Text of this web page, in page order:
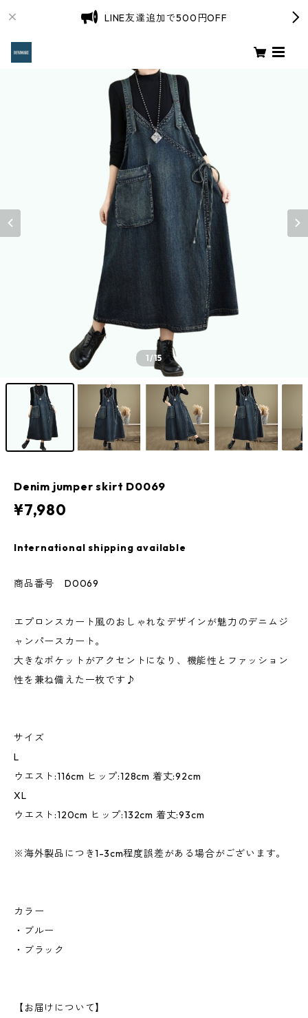
LINE友達追加で500円OFF
1/15
Denim jumper skirt D0069
¥7,980
International shipping available
商品番号 D0069
エプロンスカート風のおしゃれなデザインが魅力のデニムジ
ャンパースカート。
大きなポケットがアクセントになり、機能性とファッション
性を兼ね備えた一枚です♪
サイズ
L
ウエスト:116cm ヒップ:128cm 着丈:92cm
XL
ウエスト:120cm ヒップ:132cm 着丈:93cm
※海外製品につき1-3cm程度誤差がある場合がございます。
カラー
・ブルー
・ブラック
【お届けについて】